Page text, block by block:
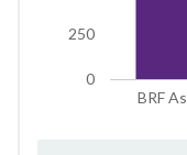
BRF
0
250